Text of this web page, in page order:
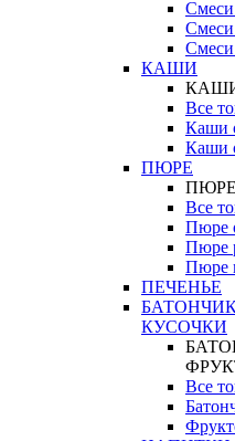
Смеси
КАШИ
Все
Каши
Каши
ПЮРЕ
ПЮРЕ
Все
Пюре
Пюре
Пюре
ПЕЧЕНЬЕ
КУСОЧКИ
Все